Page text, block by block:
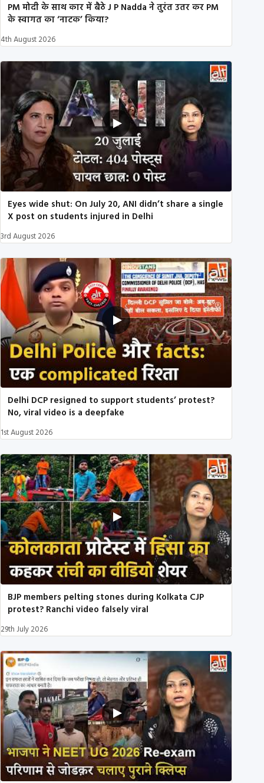
PM मोदी के साथ कार में बैठे J P Nadda ने तुरंत उतर कर PM
के स्वागत का ‘नाटक’ किया?
4th August 2026
Eyes wide shut: On July 20, ANI didn’t share a single
X post on students injured in Delhi
3rd August 2026
Delhi DCP resigned to support students’ protest?
No, viral video is a deepfake
1st August 2026
BJP members pelting stones during Kolkata CJP
protest? Ranchi video falsely viral
29th July 2026